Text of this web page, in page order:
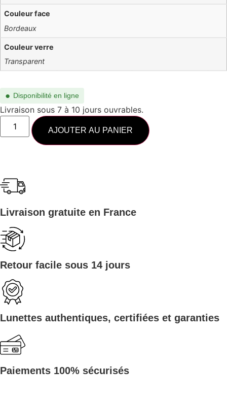
Couleur face
Bordeaux
Couleur verre
Transparent
● Disponibilité en ligne
Livraison sous 7 à 10 jours ouvrables.
AJOUTER AU PANIER
Livraison gratuite en France
Retour facile sous 14 jours
Lunettes authentiques, certifiées et garanties
Paiements 100% sécurisés